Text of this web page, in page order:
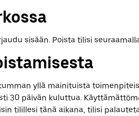
sisään. Poista tilisi
yllä mainituista
30 päivän kuluttua.
tilillesi tänä aikana, tilisi